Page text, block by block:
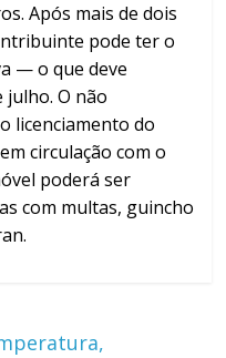
Após mais de dois
pode ter o
— o que deve
O não
licenciamento do
circulação com o
poderá ser
com multas, guincho